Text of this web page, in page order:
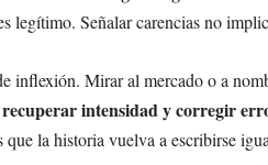
legítimo. Señalar carencias no
inflexión. Mirar al mercado o a
recuperar intensidad y corregir
la historia vuelva a escribirse